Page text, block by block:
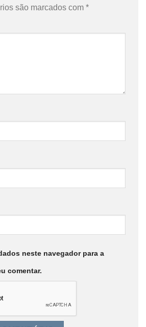
são marcados com *
neste navegador para a
comentar.